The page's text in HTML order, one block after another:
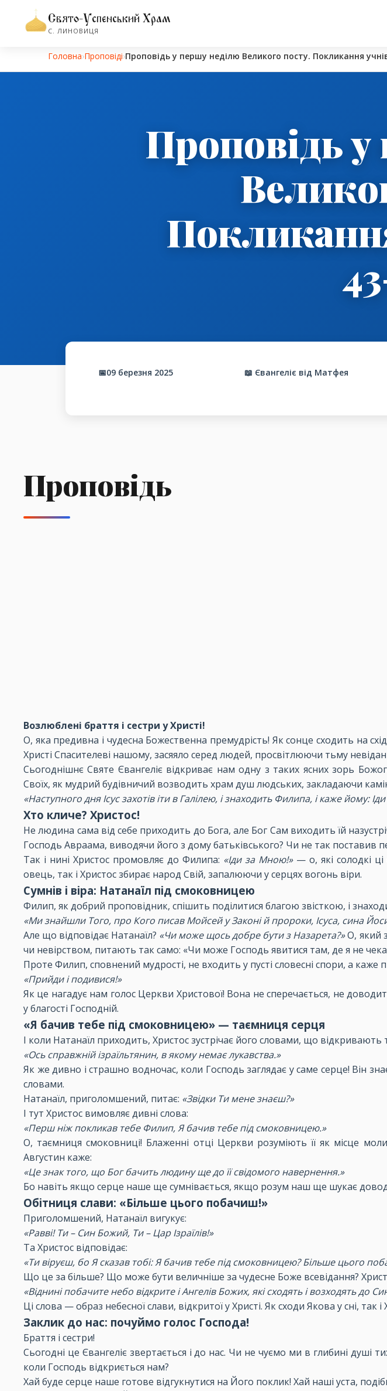
Свято-Успенський Храм
С. ЛИНОВИЦЯ
Головна›Проповіді›Проповідь у першу неділю Великого посту. Покликання
Проповідь
📅09 березня 2025 📖 Євангеліє від Матфея
Проповідь
Возлюблені браття і сестри у Христі!
О, яка предивна і чудесна Божественна премудрість! Як сонце сходить на
Христі Спасителеві нашому, засяяло серед людей, просвітлюючи тьму
Сьогоднішнє Святе Євангеліє відкриває нам одну з таких ясних зорь
Своїх, як мудрий будівничий возводить храм душ людських, закладаючи
«Наступного дня Ісус захотів іти в Галілею, і знаходить Филипа, і каже йому:
Хто кличе? Христос!
Не людина сама від себе приходить до Бога, але Бог Сам виходить їй
Господь Авраама, виводячи його з дому батьківського? Чи не так
Так і нині Христос промовляє до Филипа: «Іди за Мною!»— о, які солодкі ці
овець, так і Христос збирає народ Свій, запалюючи у серцях вогонь віри.
Сумнів і віра: Натанаїл під смоковницею
Филип, як добрий проповідник, спішить поділитися благою звісткою, і
«Ми знайшли Того, про Кого писав Мойсей у Законі й пророки, Ісуса, сина
Але що відповідає Натанаїл? «Чи може щось добре бути з Назарета?»О, який
чи невірством, питають так само: «Чи може Господь явитися там, де я не
Проте Филип, сповнений мудрості, не входить у пусті словесні спори, а каже
«Прийди і подивися!»
Як це нагадує нам голос Церкви Христової! Вона не сперечається, не
у благості Господній.
«Я бачив тебе під смоковницею» — таємниця серця
І коли Натанаїл приходить, Христос зустрічає його словами, що
«Ось справжній ізраїльтянин, в якому немає лукавства.»
Як же дивно і страшно водночас, коли Господь заглядає у саме серце! Він
словами.
Натанаїл, приголомшений, питає: «Звідки Ти мене знаєш?»
І тут Христос вимовляє дивні слова:
«Перш ніж покликав тебе Филип, Я бачив тебе під смоковницею.»
О, таємниця смоковниці! Блаженні отці Церкви розуміють її як місце
Августин каже:
«Це знак того, що Бог бачить людину ще до її свідомого навернення.»
Бо навіть якщо серце наше ще сумнівається, якщо розум наш ще шукає
Обітниця слави: «Більше цього побачиш!»
Приголомшений, Натанаїл вигукує:
«Равві! Ти – Син Божий, Ти – Цар Ізраїлів!»
Та Христос відповідає:
«Ти віруєш, бо Я сказав тобі: Я бачив тебе під смоковницею? Більше цього
Що це за більше? Що може бути величніше за чудесне Боже всевідання?
«Віднині побачите небо відкрите і Ангелів Божих, які сходять і возходять до
Ці слова — образ небесної слави, відкритої у Христі. Як сходи Якова у сні,
Заклик до нас: почуймо голос Господа!
Браття і сестри!
Сьогодні це Євангеліє звертається і до нас. Чи не чуємо ми в глибині душі
коли Господь відкриється нам?
Хай буде серце наше готове відгукнутися на Його поклик! Хай наші уста,